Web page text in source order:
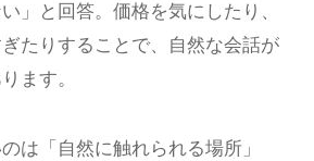
」と回答。価格を気にしたり、
たりすることで、自然な会話が
ます。
は「自然に触れられる場所」